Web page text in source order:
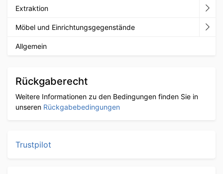
Extraktion
Möbel und Einrichtungsgegenstände
Allgemein
Rückgaberecht
Weitere Informationen zu den Bedingungen finden Sie in
unseren Rückgabebedingungen
Trustpilot